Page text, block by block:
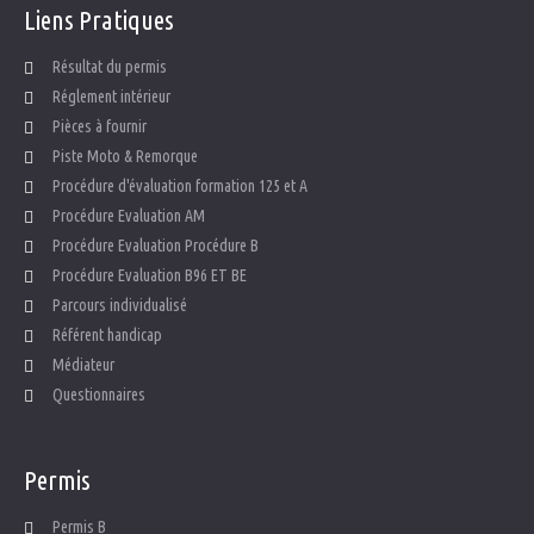
Liens Pratiques
Résultat du permis
Réglement intérieur
Pièces à fournir
Piste Moto & Remorque
Procédure d'évaluation formation 125 et A
Procédure Evaluation AM
Procédure Evaluation Procédure B
Procédure Evaluation B96 ET BE
Parcours individualisé
Référent handicap
Médiateur
Questionnaires
Permis
Permis B